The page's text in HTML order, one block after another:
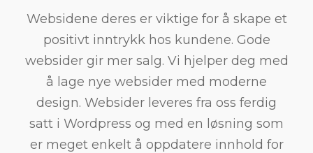
Websidene deres er viktige for å skape et
positivt inntrykk hos kundene. Gode
websider gir mer salg. Vi hjelper deg med
å lage nye websider med moderne
design. Websider leveres fra oss ferdig
satt i Wordpress og med en løsning som
er meget enkelt å oppdatere innhold for